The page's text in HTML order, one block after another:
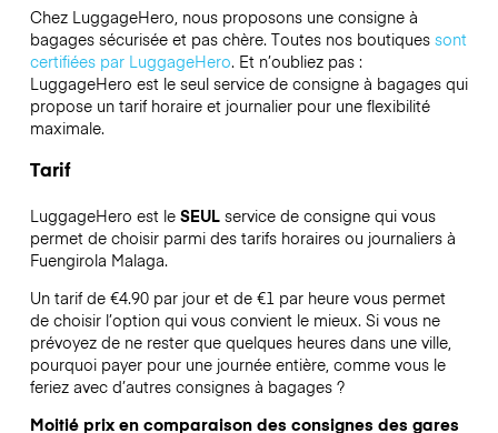
Chez LuggageHero, nous proposons une consigne à
bagages sécurisée et pas chère. Toutes nos boutiques sont
certifiées par LuggageHero. Et n’oubliez pas :
LuggageHero est le seul service de consigne à bagages qui
propose un tarif horaire et journalier pour une flexibilité
maximale.
Tarif
LuggageHero est le SEULservice de consigne qui vous
permet de choisir parmi des tarifs horaires ou journaliers à
Fuengirola Malaga.
Un tarif de €4.90 par jour et de €1 par heure vous permet
de choisir l’option qui vous convient le mieux. Si vous ne
prévoyez de ne rester que quelques heures dans une ville,
pourquoi payer pour une journée entière, comme vous le
feriez avec d’autres consignes à bagages ?
Moitié prix en comparaison des consignes des gares